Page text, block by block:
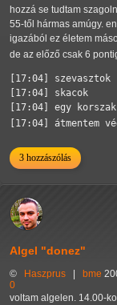
hozzá se tudtam
55-től hármas amúgy.
igazából ez életem
de az előző csak 6
[17:04] szevasztok
[17:04] skacok
[17:04] egy
[17:04] átmentem
3 hozzászólás
Algel "donez"
© Haszprus | bme
0
voltam algelen. 14.00-